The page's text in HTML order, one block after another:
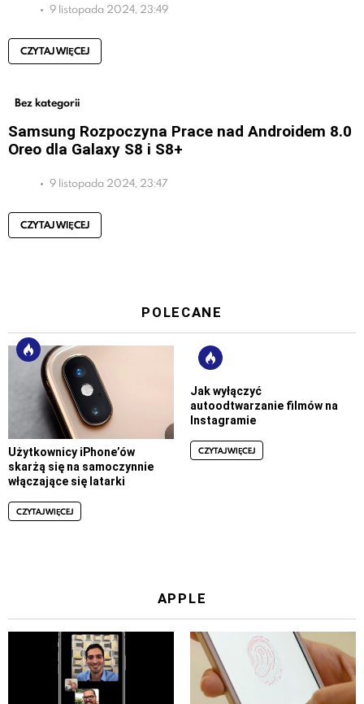
9 listopada 2024, 23:49
CZYTAJ WIĘCEJ
Bez kategorii
Samsung Rozpoczyna Prace nad Androidem 8.0
Oreo dla Galaxy S8 i S8+
9 listopada 2024, 23:47
CZYTAJ WIĘCEJ
POLECANE
Użytkownicy iPhone’ów
skarżą się na samoczynnie
włączające się latarki
CZYTAJ WIĘCEJ
Jak wyłączyć
autoodtwarzanie filmów na
Instagramie
CZYTAJ WIĘCEJ
APPLE